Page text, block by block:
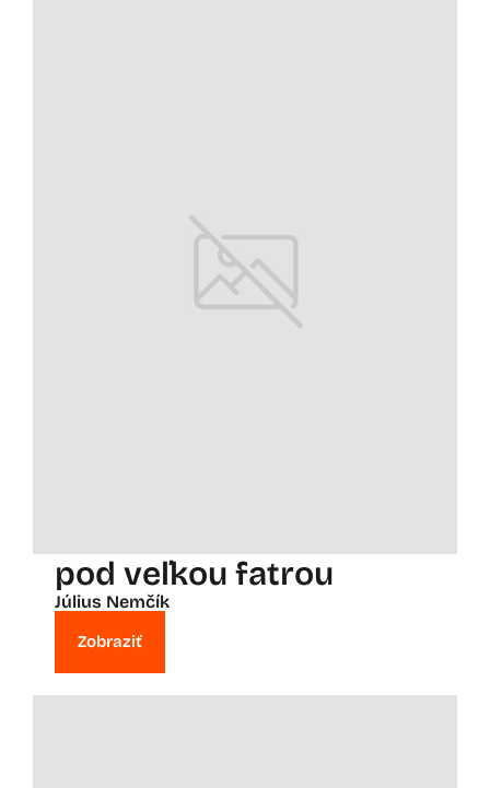
pod veľkou fatrou
Július Nemčík
Zobraziť